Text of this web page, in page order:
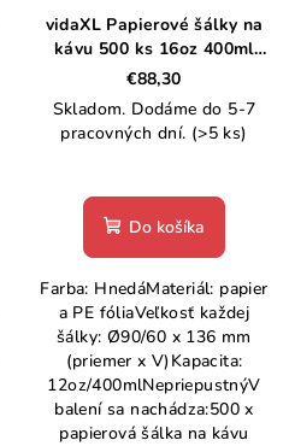
vidaXL Papierové šálky na
kávu 500 ks 16oz 400ml
hnedá
€88,30
Skladom. Dodáme do 5-7
pracovných dní. (>5 ks)
Do košíka
Farba: HnedáMateriál: papier
a PE fóliaVeľkosť každej
šálky: Ø90/60 x 136 mm
(priemer x V)Kapacita:
12oz/400mlNepriepustnýV
balení sa nachádza:500 x
papierová šálka na kávu